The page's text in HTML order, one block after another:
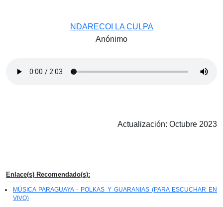
NDARECOI LA CULPA
Anónimo
Actualización: Octubre 2023
Enlace(s) Recomendado(s):
MÚSICA PARAGUAYA - POLKAS Y GUARANIAS (PARA ESCUCHAR EN
VIVO)